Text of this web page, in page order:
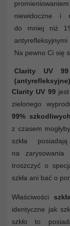
niewidoczne i
do mniej niż
antyrefleksyjnymi
Na pewno Ci się
Clarity UV
Clarity UV 99
zielonego
99%
z czasem
szkła
na zarysowania
troszczyć o
szkła ani bać o
Właściwości
identyczne jak
szkło to